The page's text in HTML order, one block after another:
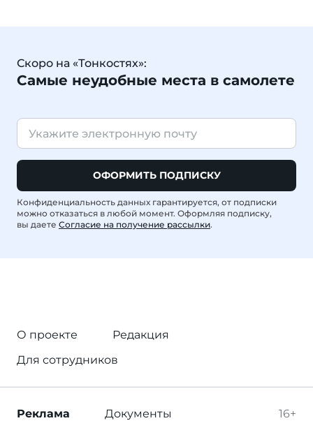
Скоро на «Тонкостях»:
Самые неудобные места в самолете
ОФОРМИТЬ ПОДПИСКУ
Конфиденциальность данных гарантируется, от подписки
можно отказаться в любой момент. Оформляя подписку,
вы даете Согласие на получение рассылки.
О проекте
Редакция
Для сотрудников
16+
Реклама Документы